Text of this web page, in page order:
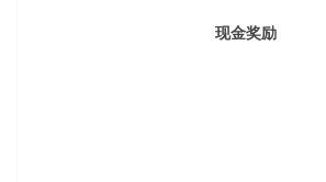
现金奖励